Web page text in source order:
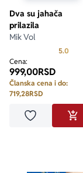
Dva su jahača
prilazila
Mik Vol
5.0
Cena:
999,00RSD
Članska cena i do:
719,28RSD
Dodaj u